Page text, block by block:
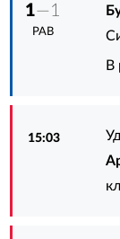
1—1
РАВ
В
15:03